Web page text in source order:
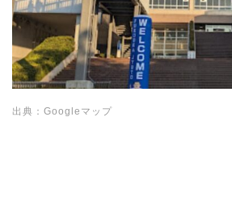
出典：Googleマップ